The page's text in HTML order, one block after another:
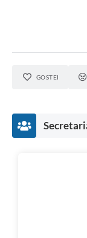
GOSTEI